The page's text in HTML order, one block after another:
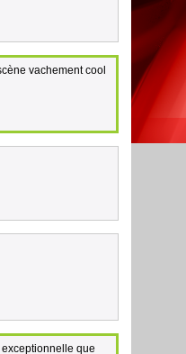
vachement cool
que